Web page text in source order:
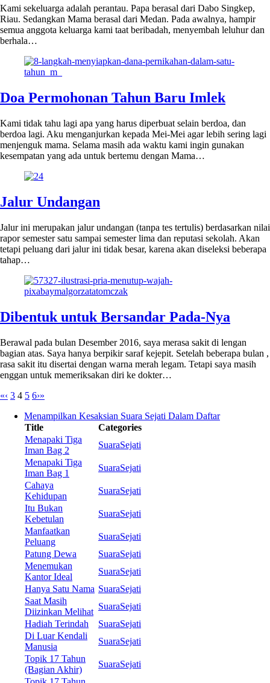
Kami sekeluarga adalah perantau. Papa berasal dari Dabo Singkep,
Riau. Sedangkan Mama berasal dari Medan. Pada awalnya, hampir
semua anggota keluarga kami taat beribadah, menyembah leluhur dan
berhala…
Doa Permohonan Tahun Baru Imlek
Kami tidak tahu lagi apa yang harus diperbuat selain berdoa, dan
berdoa lagi. Aku menganjurkan kepada Mei-Mei agar lebih sering lagi
menjenguk mama. Selama masih ada waktu kami ingin gunakan
kesempatan yang ada untuk bertemu dengan Mama…
Jalur Undangan
Jalur ini merupakan jalur undangan (tanpa tes tertulis) berdasarkan nilai
rapor semester satu sampai semester lima dan reputasi sekolah. Akan
tetapi peluang dari jalur ini tidak besar, karena akan diseleksi beberapa
tahap…
Dibentuk untuk Bersandar Pada-Nya
Berawal pada bulan Desember 2016, saya merasa sakit di lengan
bagian atas. Saya hanya berpikir saraf kejepit. Setelah beberapa bulan ,
rasa sakit itu disertai dengan warna merah legam. Tetapi saya masih
enggan untuk memeriksakan diri ke dokter…
«‹ 3 4 5 6›»
Menampilkan Kesaksian Suara Sejati Dalam Daftar
Title
Categories
Menapaki Tiga
Iman Bag 2
SuaraSejati
Menapaki Tiga
Iman Bag 1
SuaraSejati
Cahaya
Kehidupan
SuaraSejati
Itu Bukan
Kebetulan
SuaraSejati
Manfaatkan
Peluang
SuaraSejati
Patung Dewa
SuaraSejati
Menemukan
Kantor Ideal
SuaraSejati
Hanya Satu Nama SuaraSejati
Saat Masih
Diizinkan Melihat
SuaraSejati
Hadiah Terindah
SuaraSejati
Di Luar Kendali
Manusia
SuaraSejati
Topik 17 Tahun
(Bagian Akhir)
SuaraSejati